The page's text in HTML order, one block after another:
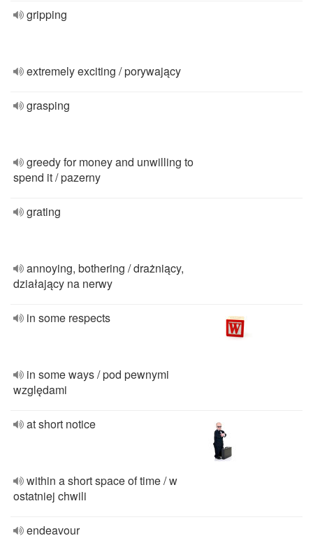
gripping
extremely exciting / porywający
grasping
greedy for money and unwilling to
spend it / pazerny
grating
annoying, bothering / drażniący,
działający na nerwy
in some respects
in some ways / pod pewnymi
względami
at short notice
within a short space of time / w
ostatniej chwili
endeavour